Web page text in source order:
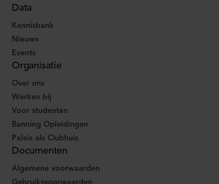
Data
Kennisbank
Nieuws
Events
Organisatie
Over ons
Werken bij
Voor studenten
Banning Opleidingen
Paleis als Clubhuis
Documenten
Algemene voorwaarden
Gebruiksvoorwaarden